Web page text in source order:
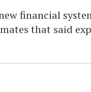
financial
that said